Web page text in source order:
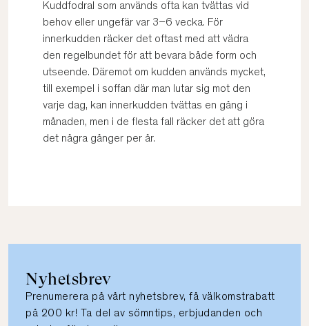
Kuddfodral som används ofta kan tvättas vid
behov eller ungefär var 3–6 vecka. För
innerkudden räcker det oftast med att vädra
den regelbundet för att bevara både form och
utseende. Däremot om kudden används mycket,
till exempel i soffan där man lutar sig mot den
varje dag, kan innerkudden tvättas en gång i
månaden, men i de flesta fall räcker det att göra
det några gånger per år.
Nyhetsbrev
Prenumerera på vårt nyhetsbrev, få välkomstrabatt
på 200 kr! Ta del av sömntips, erbjudanden och